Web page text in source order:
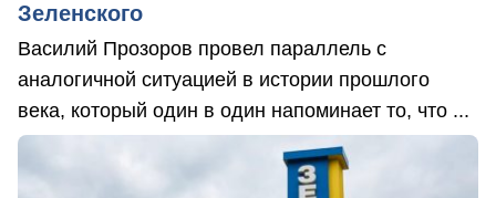
Зеленского
Василий Прозоров провел параллель с
аналогичной ситуацией в истории прошлого
века, который один в один напоминает то, что ...